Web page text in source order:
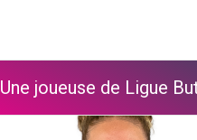
Une joueuse de Ligue